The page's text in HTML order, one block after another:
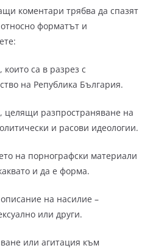
коментари трябва да спазят
форматът и
са в разрез с
на Република България.
целящи разпространяване на
и расови идеологии.
на порнографски материали
и да е форма.
на насилие –
или други.
или агитация към